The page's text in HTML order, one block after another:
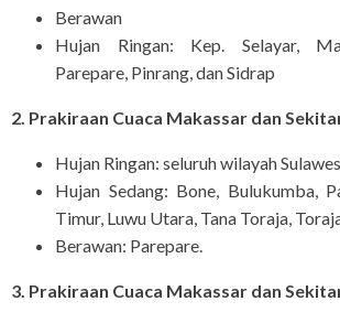
Berawan
Hujan Ringan: Kep. Selayar,
Parepare, Pinrang, dan Sidrap
2. Prakiraan Cuaca Makassar dan
Hujan Ringan: seluruh wilayah
Hujan Sedang: Bone, Bulukumba,
Timur, Luwu Utara, Tana Toraja,
Berawan: Parepare.
3. Prakiraan Cuaca Makassar dan